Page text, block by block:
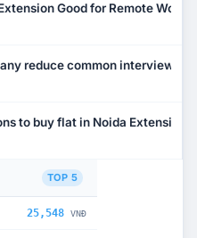
Good for Remote Work?
reduce common interview
to buy flat in Noida Extension?
TOP 5
25,548 VNĐ